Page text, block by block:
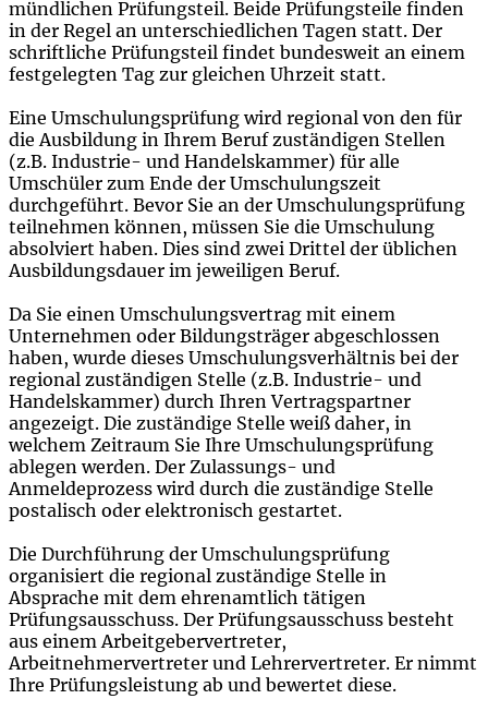
mündlichen Prüfungsteil. Beide Prüfungsteile finden
in der Regel an unterschiedlichen Tagen statt. Der
schriftliche Prüfungsteil findet bundesweit an einem
festgelegten Tag zur gleichen Uhrzeit statt.
Eine Umschulungsprüfung wird regional von den für
die Ausbildung in Ihrem Beruf zuständigen Stellen
(z.B. Industrie- und Handelskammer) für alle
Umschüler zum Ende der Umschulungszeit
durchgeführt. Bevor Sie an der Umschulungsprüfung
teilnehmen können, müssen Sie die Umschulung
absolviert haben. Dies sind zwei Drittel der üblichen
Ausbildungsdauer im jeweiligen Beruf.
Da Sie einen Umschulungsvertrag mit einem
Unternehmen oder Bildungsträger abgeschlossen
haben, wurde dieses Umschulungsverhältnis bei der
regional zuständigen Stelle (z.B. Industrie- und
Handelskammer) durch Ihren Vertragspartner
angezeigt. Die zuständige Stelle weiß daher, in
welchem Zeitraum Sie Ihre Umschulungsprüfung
ablegen werden. Der Zulassungs- und
Anmeldeprozess wird durch die zuständige Stelle
postalisch oder elektronisch gestartet.
Die Durchführung der Umschulungsprüfung
organisiert die regional zuständige Stelle in
Absprache mit dem ehrenamtlich tätigen
Prüfungsausschuss. Der Prüfungsausschuss besteht
aus einem Arbeitgebervertreter,
Arbeitnehmervertreter und Lehrervertreter. Er nimmt
Ihre Prüfungsleistung ab und bewertet diese.